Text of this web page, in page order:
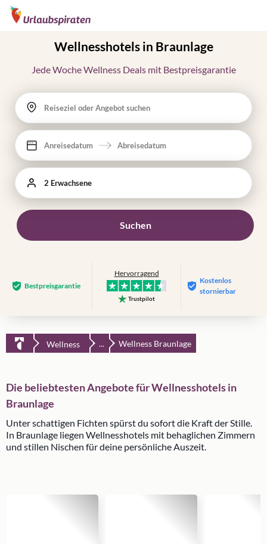
Wellnesshotels in Braunlage
Jede Woche Wellness Deals mit Bestpreisgarantie
Reiseziel oder Angebot suchen
Anreisedatum Abreisedatum
2 Erwachsene
Suchen
Bestpreis­garantie
Hervorragend
Trustpilot
Kostenlos
stornierbar
Wellness ... Wellness Braunlage
Die beliebtesten Angebote für Wellnesshotels in
Braunlage
Unter schattigen Fichten spürst du sofort die Kraft der Stille.
In Braunlage liegen Wellnesshotels mit behaglichen Zimmern
und stillen Nischen für deine persönliche Auszeit.